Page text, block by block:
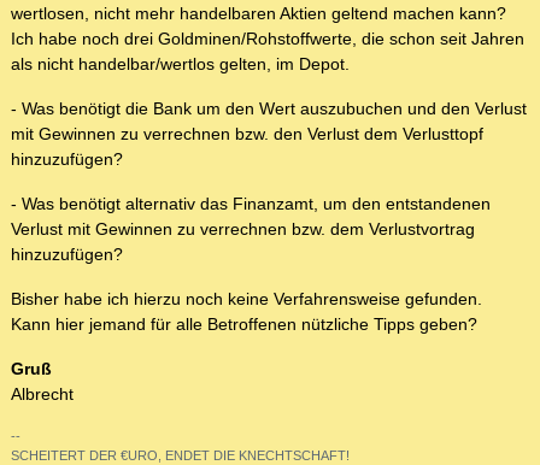
wertlosen, nicht mehr handelbaren Aktien geltend machen kann?
Ich habe noch drei Goldminen/Rohstoffwerte, die schon seit Jahren
als nicht handelbar/wertlos gelten, im Depot.
- Was benötigt die Bank um den Wert auszubuchen und den Verlust
mit Gewinnen zu verrechnen bzw. den Verlust dem Verlusttopf
hinzuzufügen?
- Was benötigt alternativ das Finanzamt, um den entstandenen
Verlust mit Gewinnen zu verrechnen bzw. dem Verlustvortrag
hinzuzufügen?
Bisher habe ich hierzu noch keine Verfahrensweise gefunden.
Kann hier jemand für alle Betroffenen nützliche Tipps geben?
Gruß
Albrecht
--
SCHEITERT DER €URO, ENDET DIE KNECHTSCHAFT!